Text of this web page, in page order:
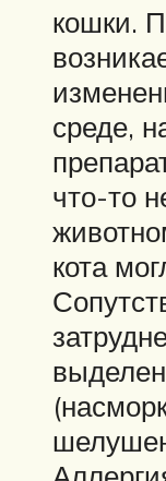
кошки.
среде,
что-то
кота